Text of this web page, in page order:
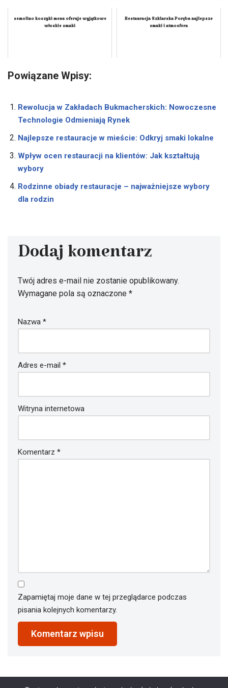
semolino koszyki menu oferuje wyjątkowe
włoskie smaki
Restauracja Szklarska Poręba najlepsze
smaki i atmosfera
Powiązane Wpisy:
Rewolucja w Zakładach Bukmacherskich: Nowoczesne
Technologie Odmieniają Rynek
Najlepsze restauracje w mieście: Odkryj smaki lokalne
Wpływ ocen restauracji na klientów: Jak kształtują
wybory
Rodzinne obiady restauracje – najważniejsze wybory
dla rodzin
Dodaj komentarz
Twój adres e-mail nie zostanie opublikowany.
Wymagane pola są oznaczone *
Nazwa *
Adres e-mail *
Witryna internetowa
Komentarz *
Zapamiętaj moje dane w tej przeglądarce podczas
pisania kolejnych komentarzy.